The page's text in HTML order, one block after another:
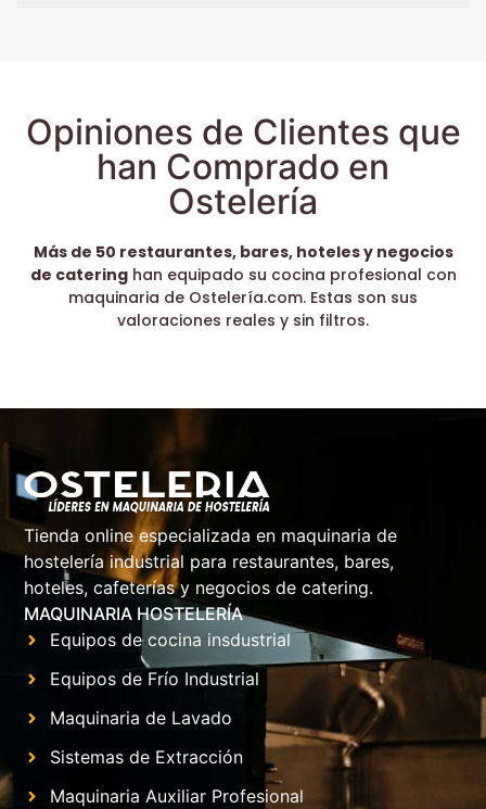
Opiniones de Clientes que
han Comprado en
Ostelería
Más de 50 restaurantes, bares, hoteles y negocios
de cateringhan equipado su cocina profesional con
maquinaria de Ostelería.com. Estas son sus
valoraciones reales y sin filtros.
Tienda online especializada en maquinaria de
hostelería industrial para restaurantes, bares,
hoteles, cafeterías y negocios de catering.
MAQUINARIA HOSTELERÍA
Equipos de cocina insdustrial
Equipos de Frío Industrial
Maquinaria de Lavado
Sistemas de Extracción
Maquinaria Auxiliar Profesional